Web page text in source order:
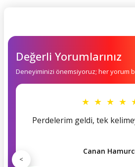
Değerli Yorumlarınız
Deneyiminizi önemsiyoruz; her yorum
★ ★ ★ ★
Perdelerim geldi, tek
Canan
<